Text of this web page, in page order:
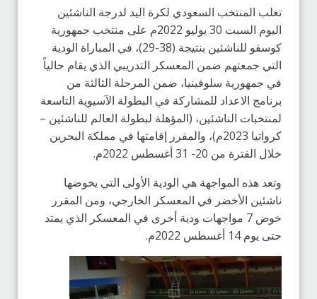
تغلب المنتخب السعودي لكرة اليد لدرجة الناشئين
اليوم السبت 30 يوليو 2022م على منتخب جمهورية
كوسفو للناشئين بنتيجة (38-29)، في المباراة الودية
التي جمعتهم ضمن المعسكر التدريبي الذي يقام حالياً
في جمهورية سلوفينيا، ضمن المرحلة الثالثة من
برنامج الاعداد للمشاركة في البطولة الآسيوية التاسعة
لمنتخبات الناشئين، (المؤهلة لبطولة العالم للناشئين –
كرواتيا 2023م)، والمقرر إقامتها في مملكة البحرين
خلال الفترة من 20- 31 أغسطس 2022م.
وتعد هذه المواجهة هي الودية الأولى التي يخوضها
ناشئين الأخضر في المعسكر الخارجي، ومن المقرر
خوض 7 مواجهات ودية أخرى في المعسكر الذي يمتد
حتى يوم 14 أغسطس 2022م.